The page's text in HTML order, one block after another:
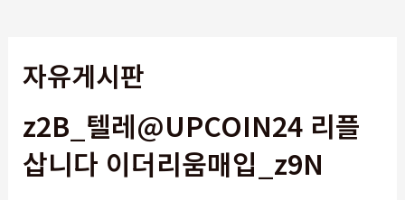
자유게시판
z2B_텔레@UPCOIN24 리플
삽니다 이더리움매입_z9N